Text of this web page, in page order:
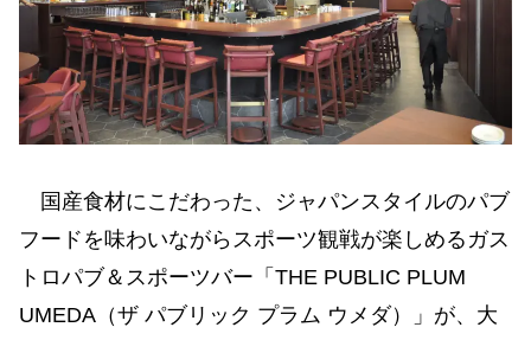
国産食材にこだわった、ジャパンスタイルのパブ
フードを味わいながらスポーツ観戦が楽しめるガス
トロパブ＆スポーツバー「THE PUBLIC PLUM
UMEDA（ザ パブリック プラム ウメダ）」が、大